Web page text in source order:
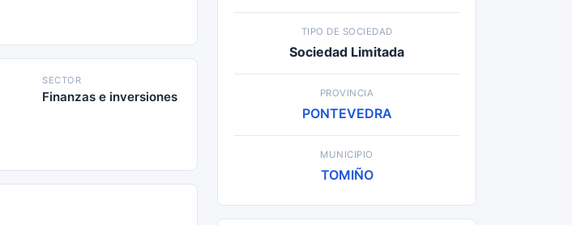
SECTOR
Finanzas e inversiones
TIPO DE SOCIEDAD
Sociedad Limitada
PROVINCIA
PONTEVEDRA
MUNICIPIO
TOMIÑO